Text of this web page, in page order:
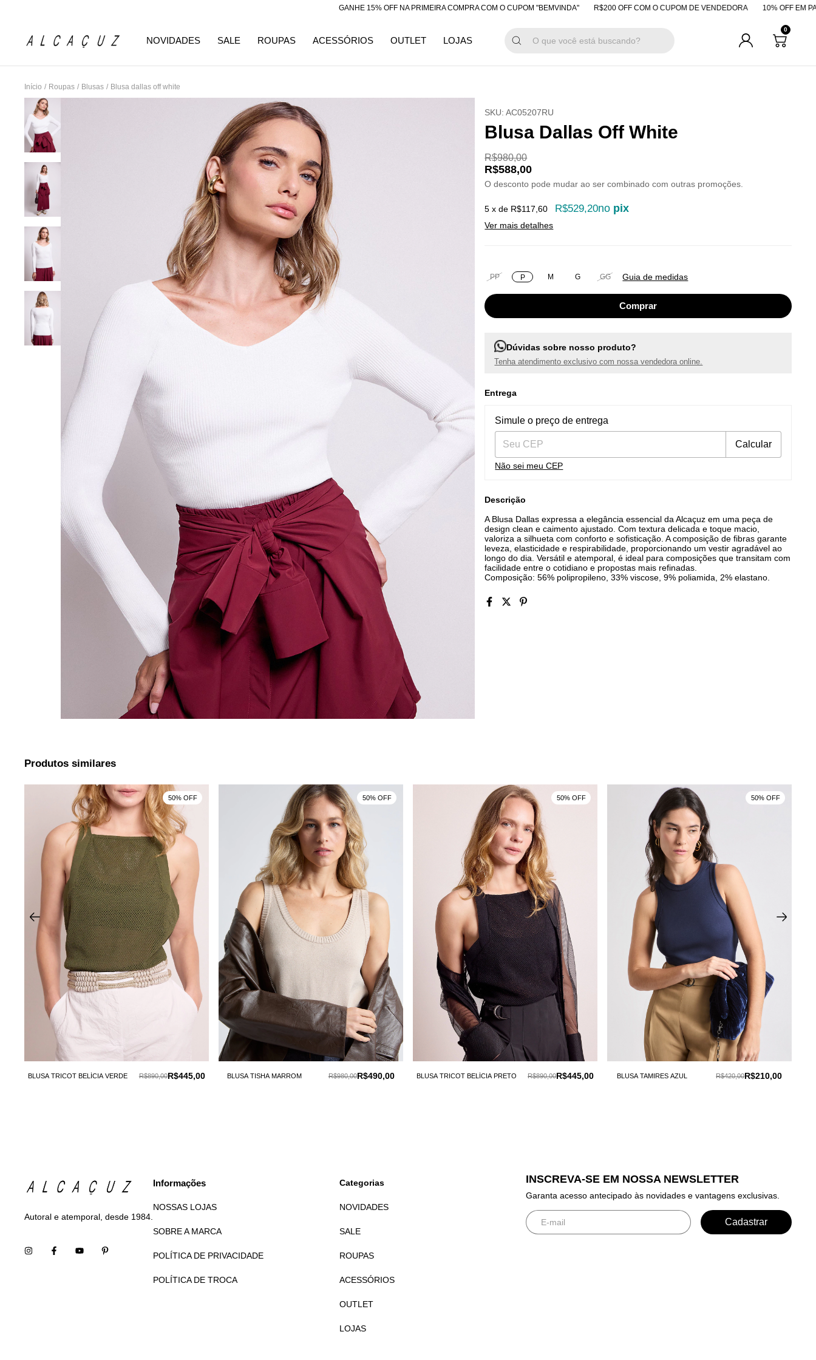
GANHE 15% OFF NA PRIMEIRA COMPRA COM O CUPOM "BEMVINDA" R$200 OFF COM O CUPOM DE VENDEDORA 10% OFF EM
NOVIDADES SALE ROUPAS ACESSÓRIOS OUTLET LOJAS
0
Início / Roupas / Blusas / Blusa dallas off white
SKU:AC05207RU
Blusa Dallas Off White
R$980,00
R$588,00
O desconto pode mudar ao ser combinado com outras promoções.
5 x de R$117,60 R$529,20no pix
Ver mais detalhes
PP P M G GG Guia de medidas
Dúvidas sobre nosso produto?
Tenha atendimento exclusivo com nossa vendedora online.
Entrega
Entregas para o CEP:
Simule o preço de entrega
Calcular
Não sei meu CEP
Descrição
A Blusa Dallas expressa a elegância essencial da Alcaçuz em uma peça de
design clean e caimento ajustado. Com textura delicada e toque macio,
valoriza a silhueta com conforto e sofisticação. A composição de fibras garante
leveza, elasticidade e respirabilidade, proporcionando um vestir agradável ao
longo do dia. Versátil e atemporal, é ideal para composições que transitam com
facilidade entre o cotidiano e propostas mais refinadas.
Composição: 56% polipropileno, 33% viscose, 9% poliamida, 2% elastano.
Produtos similares
BLUSA TRICOT BELÍCIA VERDE R$445,00
R$890,00
50% OFF
BLUSA TISHA MARROM R$490,00
R$980,00
50% OFF
BLUSA TRICOT BELÍCIA PRETO R$445,00
R$890,00
50% OFF
BLUSA TAMIRES AZUL R$210,00
R$420,00
50% OFF
Autoral e atemporal, desde 1984.
Informações
NOSSAS LOJAS
SOBRE A MARCA
POLÍTICA DE PRIVACIDADE
POLÍTICA DE TROCA
Categorias
NOVIDADES
SALE
ROUPAS
ACESSÓRIOS
OUTLET
LOJAS
INSCREVA-SE EM NOSSA NEWSLETTER
Garanta acesso antecipado às novidades e vantagens exclusivas.